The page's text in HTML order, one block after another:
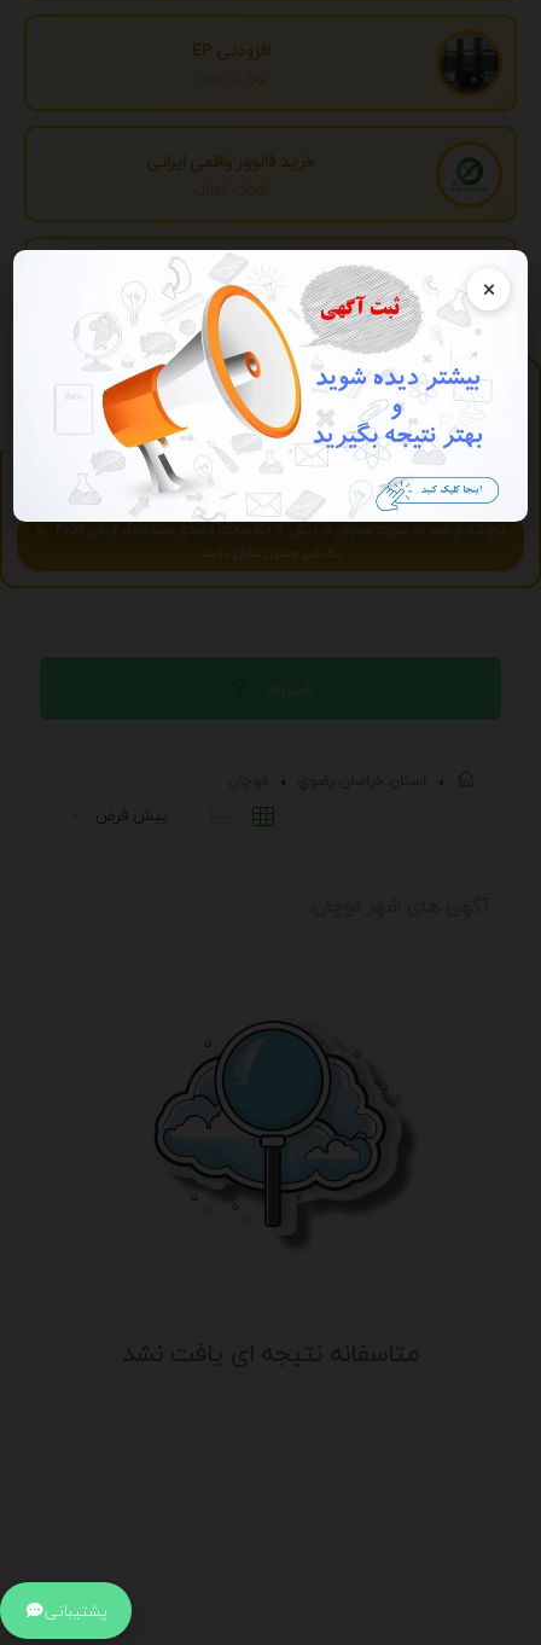
پشتیبانی
افزودنی EP
تهران، تهران
خرید فالوور واقعی ایرانی
تهران، تهران
تبدیل اطلاعات بانکی
تهران، تهران ×
پلی لیست
https://play.2059.ir
تبلیغات ویژه
درج تبلیغ شما به صورت همزمان در بیش از 150 سایت و موتور جستجوگر ایرانی 2059 - با
یک تیر چندین نشان بزنید
جهت ارتباط با پشتیبانی بر روی آیکن کنار صفحه سایت
.